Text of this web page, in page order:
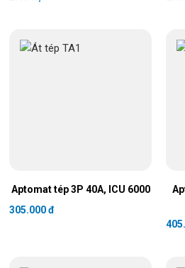
Aptomat tép 3P 40A, ICU 6000
305.000 đ